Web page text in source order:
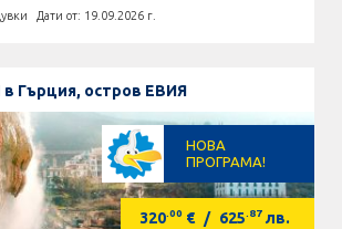
Дати от: 19.09.2026 г.
в Гърция, остров ЕВИЯ
НОВА
ПРОГРАМА!
320.00 € / 625.87 лв.